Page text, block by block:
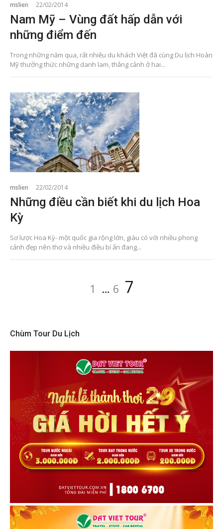
mslien 22/02/2014
Nam Mỹ – Vùng đất hấp dẫn với
những điểm đến
Trong những năm qua, rất nhiều du khách Việt đã cùng Du lịch Hoàn
Mỹ thưởng thức những danh lam, thắng cảnh ở hai...
mslien 22/02/2014
Những điều cần biết khi du lịch Hoa
Kỳ
Sơ lược Hoa Kỳ- một quốc gia rộng lớn, giàu có với nhiều phong
cảnh đẹp nên thơ và nhiều điều bí ẩn đang...
viết
Page
1 … Page
6 Page
7
Chùm Tour Du Lịch